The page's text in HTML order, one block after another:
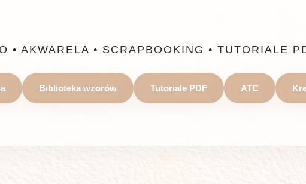
• AKWARELA • SCRAPBOOKING • TUTORIALE
Biblioteka wzorów Tutoriale PDF ATC